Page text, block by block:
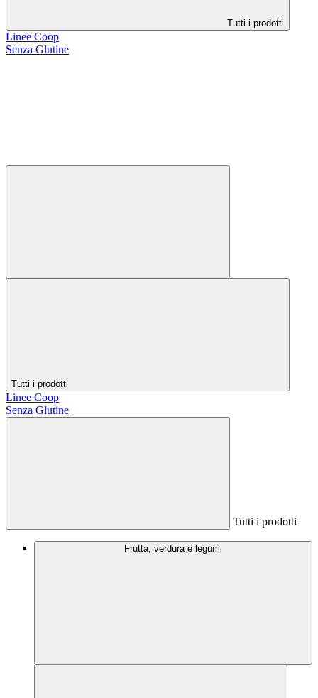
Tutti i prodotti
Linee Coop
Senza Glutine
Tutti i prodotti
Linee Coop
Senza Glutine
Tutti i prodotti
Frutta, verdura e legumi